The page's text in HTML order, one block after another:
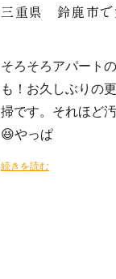
三重県 鈴鹿市で
そろそろアパート
も！お久しぶりの
掃です。それほど
😆やっぱ
続きを読む